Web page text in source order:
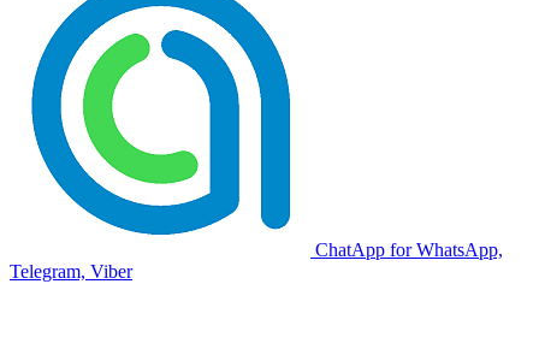
ChatApp for WhatsApp,
Telegram, Viber